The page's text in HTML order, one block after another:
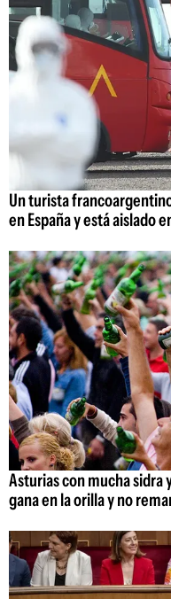
Un turista
en España y está aislado
Asturias con mucha sidra
gana en la orilla y no